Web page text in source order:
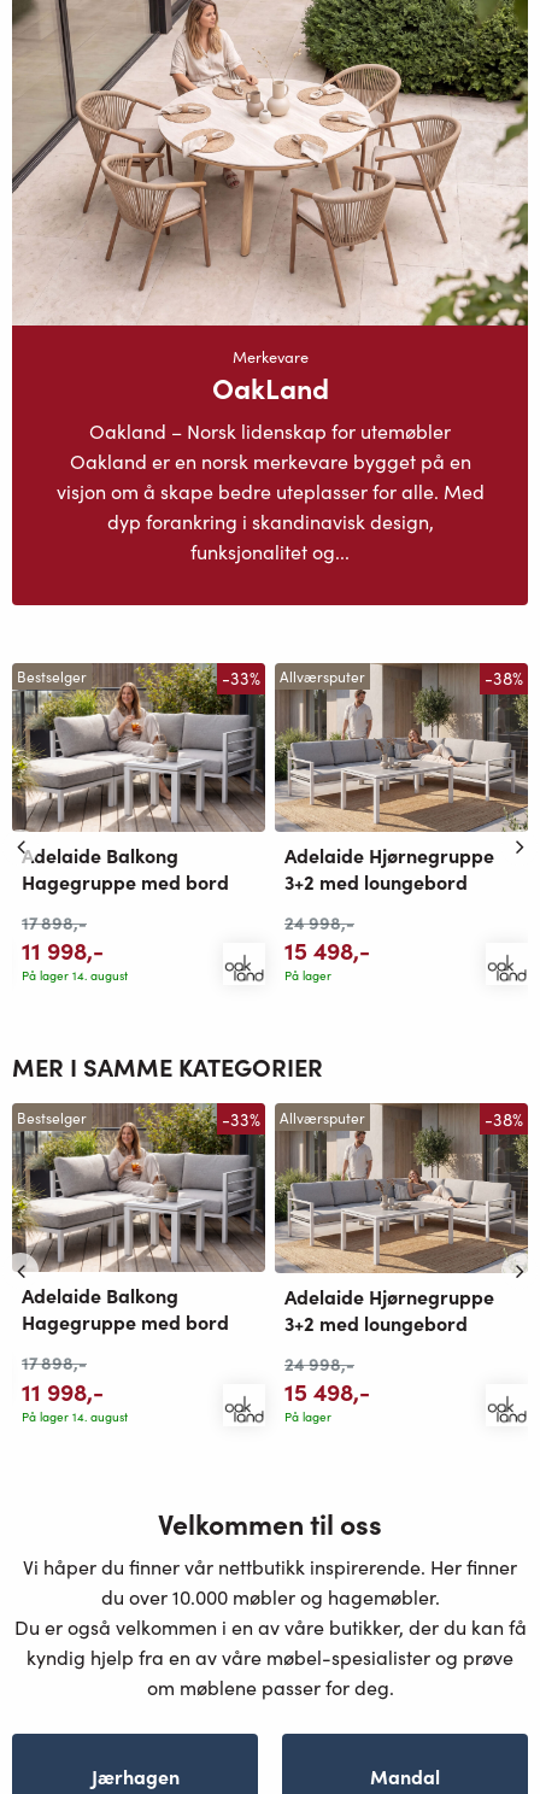
Merkevare
OakLand
Oakland – Norsk lidenskap for utemøbler
Oakland er en norsk merkevare bygget på en
visjon om å skape bedre uteplasser for alle. Med
dyp forankring i skandinavisk design,
funksjonalitet og...
Bestselger -33%
Adelaide Balkong
Hagegruppe med bord
17 898,-
11 998,-
På lager 14. august
Allværsputer -38%
Adelaide Hjørnegruppe
3+2 med loungebord
24 998,-
15 498,-
På lager
MER I SAMME KATEGORIER
Bestselger -33%
Adelaide Balkong
Hagegruppe med bord
17 898,-
11 998,-
På lager 14. august
Allværsputer -38%
Adelaide Hjørnegruppe
3+2 med loungebord
24 998,-
15 498,-
På lager
Velkommen til oss
Vi håper du finner vår nettbutikk inspirerende. Her finner
du over 10.000 møbler og hagemøbler.
Du er også velkommen i en av våre butikker, der du kan få
kyndig hjelp fra en av våre møbel-spesialister og prøve
om møblene passer for deg.
Jærhagen Mandal